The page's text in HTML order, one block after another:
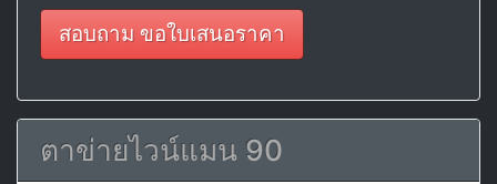
สอบถาม ขอใบเสนอราคา
ตาข่ายไวน์แมน 90